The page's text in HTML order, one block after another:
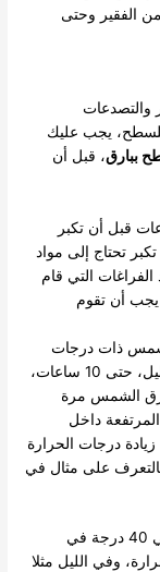
الفقير وحتى
والتصدعات
للسطح، يجب عليك
ببارق، قبل أن
قبل أن تكبر
تحتاج إلى مواد
التي قام
يجب أن تقوم
ذات درجات
الحرارة العالية، ويقوم بالاحتفاظ بها في الليل، حتى 10 ساعات،
الشمس مرة
داخل
درجات الحرارة
على مثال في
سوف نفترض أن درجة الحرارة صباحاً كانت حوالي 40 درجة في
وفي الليل مثلا